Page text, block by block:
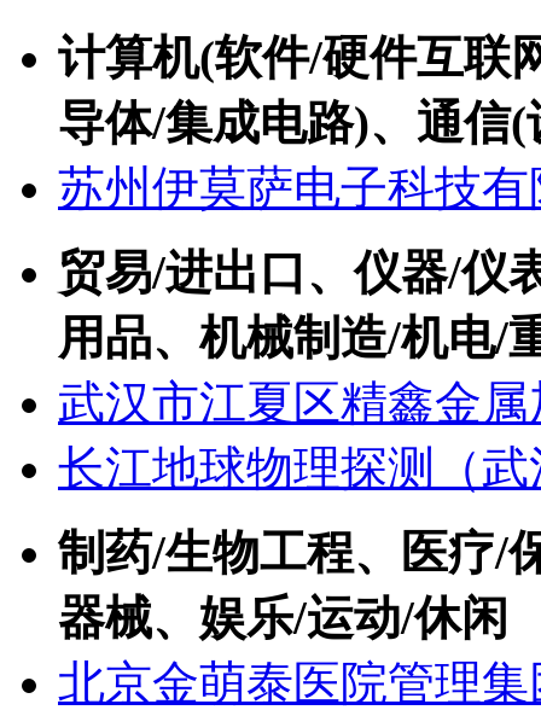
计算机(软件/硬件互联
导体/集成电路)、通信
苏州伊莫萨电子科技
贸易/进出口、仪器/仪
用品、机械制造/机电/
武汉市江夏区精鑫金
长江地球物理探测（
制药/生物工程、医疗/
器械、娱乐/运动/休闲
北京金萌泰医院管理